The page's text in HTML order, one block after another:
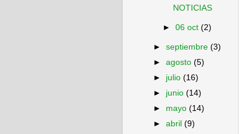
NOTICIAS
►06 oct(2)
►septiembre(3)
►agosto(5)
► julio(16)
► junio(14)
► mayo(14)
►abril(9)